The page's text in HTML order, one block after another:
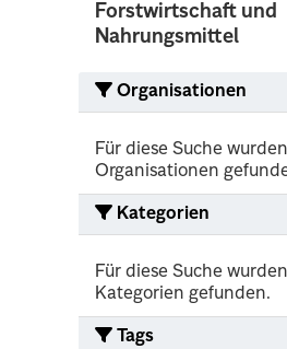
Forstwirtschaft und
Nahrungsmittel
Organisationen
Für diese Suche
Organisationen
Kategorien
Für diese Suche
Kategorien gefunden.
Tags